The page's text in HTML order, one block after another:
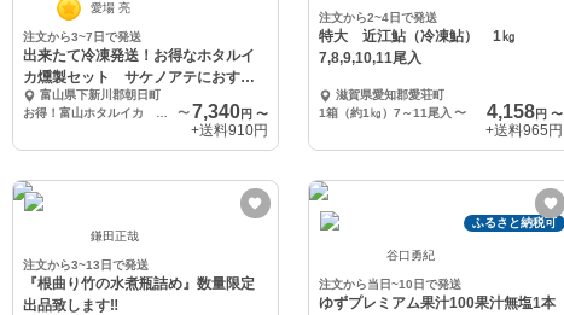
愛場 亮
注文から3~7日で発送
出来たて冷凍発送！お得なホタルイ
カ燻製セット サケノアテにおすす
め！富山県下新川郡朝日町
〜 7,340円 〜
+送料910円
注文から2~4日で発送
特大 近江鮎（冷凍鮎） 1㎏
7,8,9,10,11尾入
滋賀県愛知郡愛荘町
1箱（約1㎏）7～11尾入 〜 4,158円〜
+送料965円
鎌田正哉
注文から3~13日で発送
『根曲り竹の水煮瓶詰め』数量限定
出品致します‼️
ふるさと納税可
谷口勇紀
注文から当日~10日で発送
ゆずプレミアム果汁100果汁無塩1本